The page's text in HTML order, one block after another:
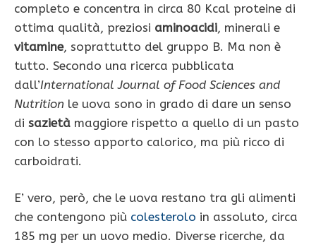
completo e concentra in circa 80 Kcal proteine di
ottima qualità, preziosi aminoacidi, minerali e
vitamine, soprattutto del gruppo B. Ma non è
tutto. Secondo una ricerca pubblicata
dall’International Journal of Food Sciences and
Nutrition le uova sono in grado di dare un senso
di sazietà maggiore rispetto a quello di un pasto
con lo stesso apporto calorico, ma più ricco di
carboidrati.
E’ vero, però, che le uova restano tra gli alimenti
che contengono più colesterolo in assoluto, circa
185 mg per un uovo medio. Diverse ricerche, da